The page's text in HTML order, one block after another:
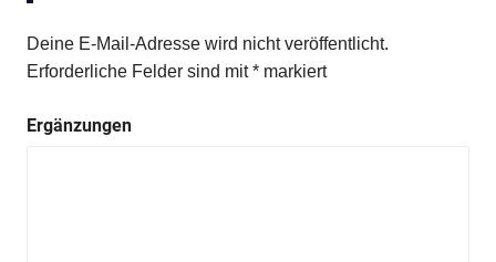
Deine E-Mail-Adresse wird nicht veröffentlicht.
Erforderliche Felder sind mit* markiert
Ergänzungen